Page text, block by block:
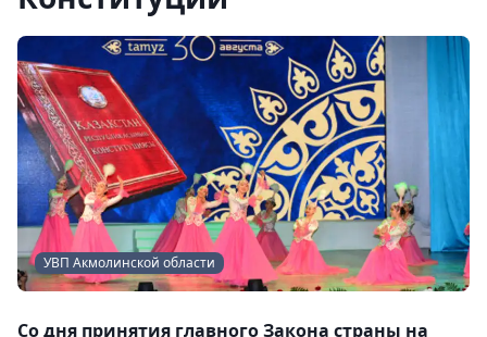
УВП Акмолинской области
Со дня принятия главного Закона страны на